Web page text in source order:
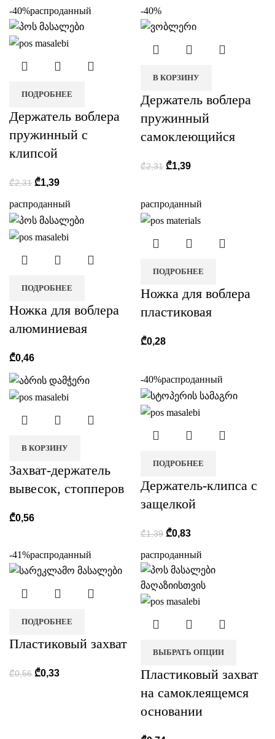
-40%распроданный
ПОДРОБНЕЕ
Держатель воблера
пружинный с
клипсой
₾2,31 ₾1,39
-40%
В КОРЗИНУ
Держатель воблера
пружинный
самоклеющийся
₾2,31 ₾1,39
распроданный
ПОДРОБНЕЕ
Ножка для воблера
алюминиевая
₾0,46
распроданный
ПОДРОБНЕЕ
Ножка для воблера
пластиковая
₾0,28
В КОРЗИНУ
Захват-держатель
вывесок, стопперов
₾0,56
-40%распроданный
ПОДРОБНЕЕ
Держатель-клипса с
защелкой
₾1,39 ₾0,83
-41%распроданный
ПОДРОБНЕЕ
Пластиковый захват
₾0,56 ₾0,33
распроданный
ВЫБРАТЬ ОПЦИИ
Пластиковый захват
на самоклеящемся
основании